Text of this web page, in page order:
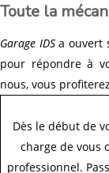
Toute la
Garage IDSa ouvert
pour répondre à
nous, vous
Dès le début de
charge de vous
professionnel.